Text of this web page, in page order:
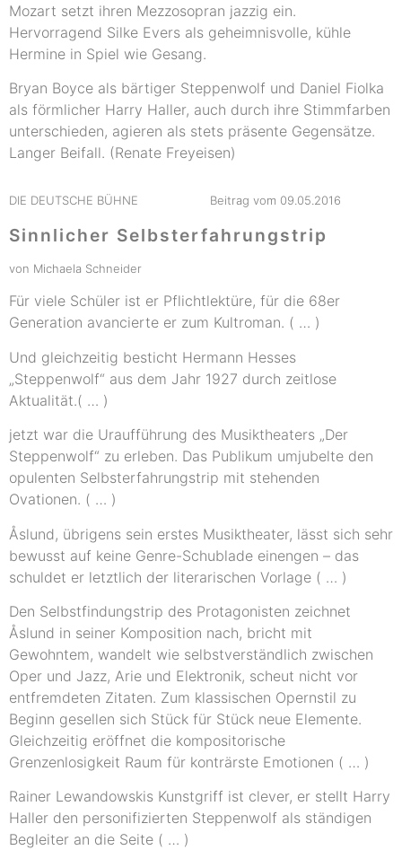
Mozart setzt ihren Mezzosopran jazzig ein.
Hervorragend Silke Evers als geheimnisvolle, kühle
Hermine in Spiel wie Gesang.
Bryan Boyce als bärtiger Steppenwolf und Daniel Fiolka
als förmlicher Harry Haller, auch durch ihre Stimmfarben
unterschieden, agieren als stets präsente Gegensätze.
Langer Beifall. (Renate Freyeisen)
DIE DEUTSCHE BÜHNE Beitrag vom 09.05.2016
Sinnlicher Selbsterfahrungstrip
von Michaela Schneider
Für viele Schüler ist er Pflichtlektüre, für die 68er
Generation avancierte er zum Kultroman. ( … )
Und gleichzeitig besticht Hermann Hesses
„Steppenwolf“ aus dem Jahr 1927 durch zeitlose
Aktualität.( … )
jetzt war die Uraufführung des Musiktheaters „Der
Steppenwolf“ zu erleben. Das Publikum umjubelte den
opulenten Selbsterfahrungstrip mit stehenden
Ovationen. ( … )
Åslund, übrigens sein erstes Musiktheater, lässt sich sehr
bewusst auf keine Genre-Schublade einengen – das
schuldet er letztlich der literarischen Vorlage ( … )
Den Selbstfindungstrip des Protagonisten zeichnet
Åslund in seiner Komposition nach, bricht mit
Gewohntem, wandelt wie selbstverständlich zwischen
Oper und Jazz, Arie und Elektronik, scheut nicht vor
entfremdeten Zitaten. Zum klassischen Opernstil zu
Beginn gesellen sich Stück für Stück neue Elemente.
Gleichzeitig eröffnet die kompositorische
Grenzenlosigkeit Raum für konträrste Emotionen ( … )
Rainer Lewandowskis Kunstgriff ist clever, er stellt Harry
Haller den personifizierten Steppenwolf als ständigen
Begleiter an die Seite ( … )